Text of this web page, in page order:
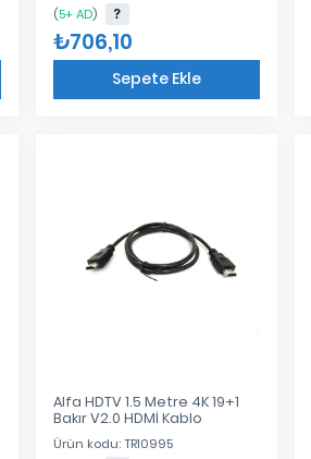
(5+ AD)
₺706,10
Sepete Ekle
Alfa HDTV 1.5 Metre 4K 19+1
Bakır V2.0 HDMİ Kablo
Ürün kodu: TR10995